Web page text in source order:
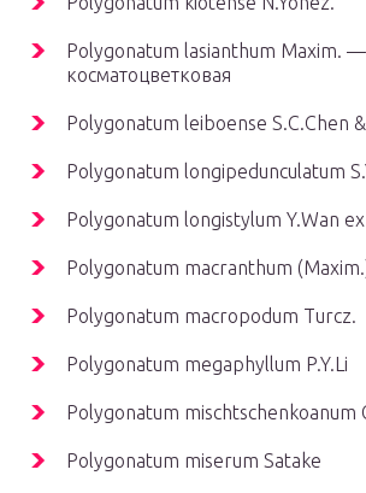
Polygonatum lasianthum Maxim.
косматоцветковая
Polygonatum leiboense S.C.Chen
Polygonatum longipedunculatum
Polygonatum longistylum Y.Wan ex
Polygonatum macranthum
Polygonatum macropodum Turcz.
Polygonatum megaphyllum P.Y.Li
Polygonatum mischtschenkoanum
Polygonatum miserum Satake